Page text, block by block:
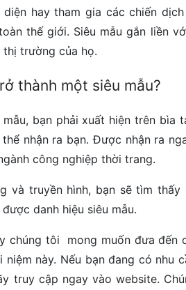
hay tham gia các chiến
thế giới. Siêu mẫu gắn liền
trường của họ.
thành một siêu mẫu?
bạn phải xuất hiện trên bìa
nhận ra bạn. Được nhận ra
công nghiệp thời trang.
và truyền hình, bạn sẽ tìm
danh hiệu siêu mẫu.
chúng tôi mong muốn đưa đến
này. Nếu bạn đang có nhu
truy cập ngay vào website.